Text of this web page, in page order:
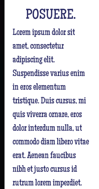
POSUERE.
Lorem ipsum dolor sit
amet, consectetur
adipiscing elit.
Suspendisse varius enim
in eros elementum
tristique. Duis cursus, mi
quis viverra ornare, eros
dolor interdum nulla, ut
commodo diam libero vitae
erat. Aenean faucibus
nibh et justo cursus id
rutrum lorem imperdiet.